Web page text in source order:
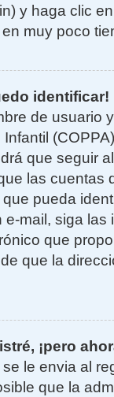
y haga clic en
muy poco
identificar!
de usuario
que seguir
las cuentas
pueda
e-mail, siga
que
que la
¡pero
le envia al
que la